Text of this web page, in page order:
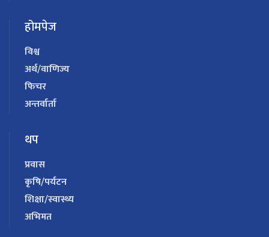
होमपेज
विश्व
अर्थ/वाणिज्य
फिचर
अन्तर्वार्ता
थप
प्रवास
कृषि/पर्यटन
शिक्षा/स्वास्थ्य
अभिमत